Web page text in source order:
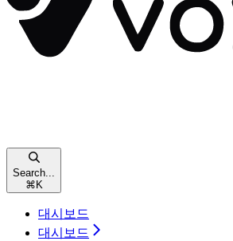
Search...
⌘ K
대시보드
대시보드